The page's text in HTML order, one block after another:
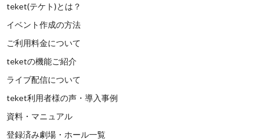
teket(テケト)とは？
イベント作成の方法
ご利用料金について
teketの機能ご紹介
ライブ配信について
teket利用者様の声・導入事例
資料・マニュアル
登録済み劇場・ホール一覧